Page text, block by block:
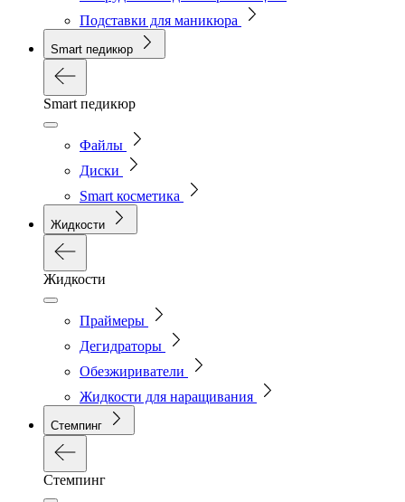
Подставки для маникюра
Smart педикюр
Smart педикюр
Файлы
Диски
Smart косметика
Жидкости
Жидкости
Праймеры
Дегидраторы
Обезжириватели
Жидкости для наращивания
Стемпинг
Стемпинг